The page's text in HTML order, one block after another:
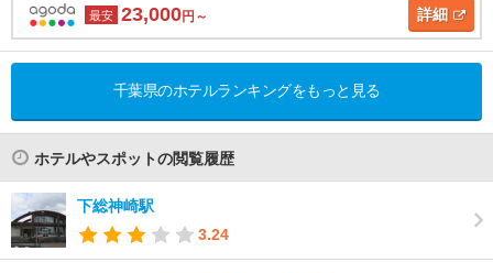
最安 23,000円～ 詳細
千葉県のホテルランキングをもっと見る
ホテルやスポットの閲覧履歴
下総神崎駅
3.24